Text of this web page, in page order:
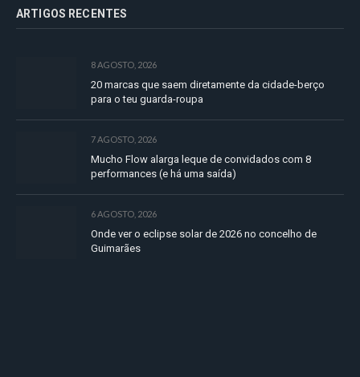
ARTIGOS RECENTES
8 AGOSTO, 2026
20 marcas que saem diretamente da cidade-berço
para o teu guarda-roupa
7 AGOSTO, 2026
Mucho Flow alarga leque de convidados com 8
performances (e há uma saída)
6 AGOSTO, 2026
Onde ver o eclipse solar de 2026 no concelho de
Guimarães